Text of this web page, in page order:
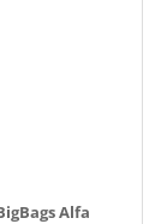
Alfa